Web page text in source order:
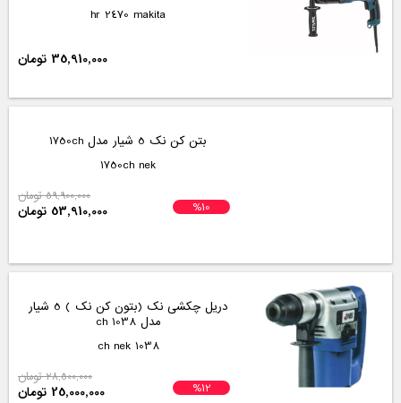
hr 2470 makita
35,910,000 تومان
بتن کن نک 5 شیار مدل 1750ch
1750ch nek
%10
59,900,000 تومان
53,910,000 تومان
دریل چکشی نک (بتون کن نک ) 5 شیار
مدل 1038 ch
1038 ch nek
%12
28,500,000 تومان
25,000,000 تومان